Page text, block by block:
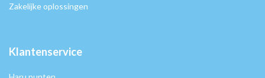
Zakelijke oplossingen
Klantenservice